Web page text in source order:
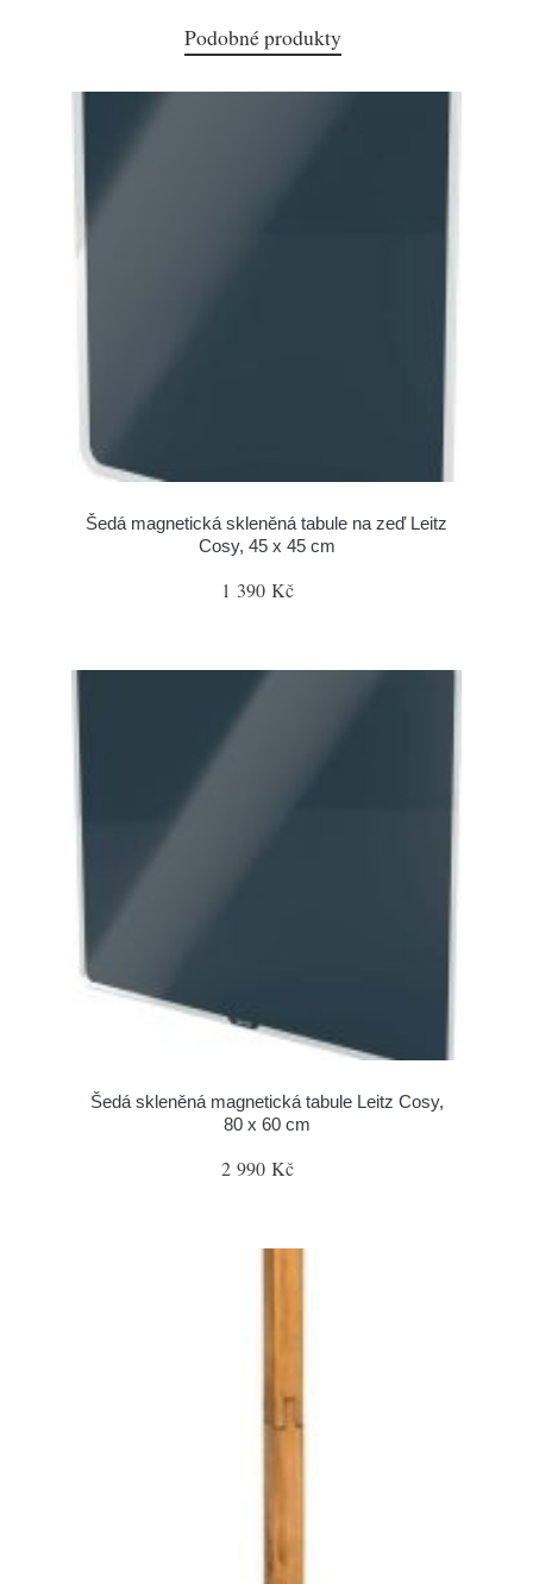
Podobné produkty
Šedá magnetická skleněná tabule na zeď Leitz
Cosy, 45 x 45 cm
1 390 Kč
Šedá skleněná magnetická tabule Leitz Cosy,
80 x 60 cm
2 990 Kč